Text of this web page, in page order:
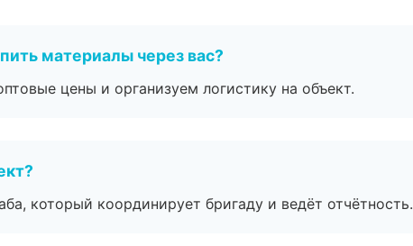
материалы через вас?
цены и организуем логистику на объект.
который координирует бригаду и ведёт отчётность.